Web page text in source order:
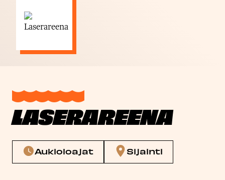
LASERAREENA
Aukioloajat Sijainti